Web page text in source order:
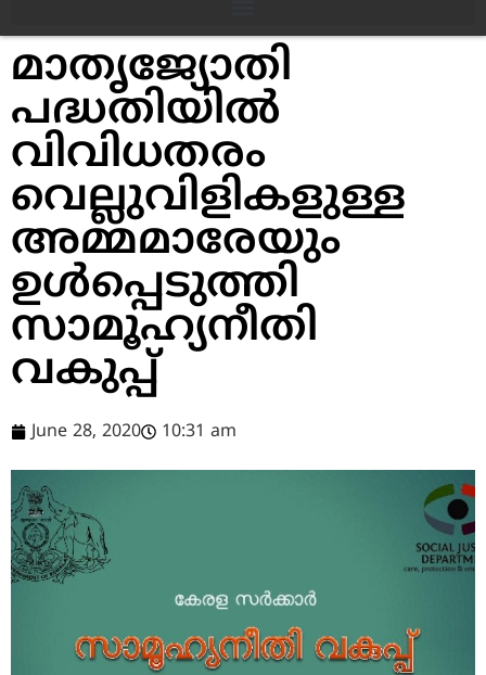
മാതൃജ്യോതി
പദ്ധതിയില്‍
വിവിധതരം
വെല്ലുവിളികളുള്ള
അമ്മമാരേയും
ഉള്‍പ്പെടുത്തി
സാമൂഹ്യനീതി
വകുപ്പ്
June 28, 2020 10:31 am